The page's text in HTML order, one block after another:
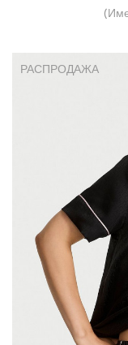
РАСПРОДАЖА